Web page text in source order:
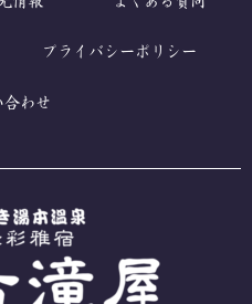
プライバシーポリシー
合わせ